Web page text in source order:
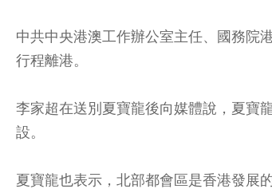
中共中央港澳工作辦公室主任、國務院
行程離港。
李家超在送別夏寶龍後向媒體說，夏寶
設。
夏寶龍也表示，北部都會區是香港發展